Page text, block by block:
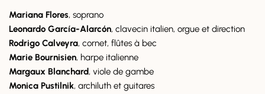
Mariana Flores, soprano
Leonardo García-Alarcón, clavecin italien, orgue et direction
Rodrigo Calveyra, cornet, flûtes à bec
Marie Bournisien, harpe italienne
Margaux Blanchard, viole de gambe
Monica Pustilnik, archiluth et guitares